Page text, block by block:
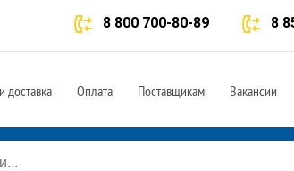
8
8 800 700-80-89
доставка Оплата Поставщикам Вакансии